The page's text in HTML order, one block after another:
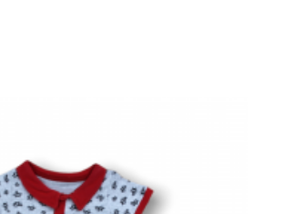
Barchello, Burkley markalarımızla
Rusya, İngiltere, Hollanda, İsveç,
kadar 100 ülkede aktif olarak